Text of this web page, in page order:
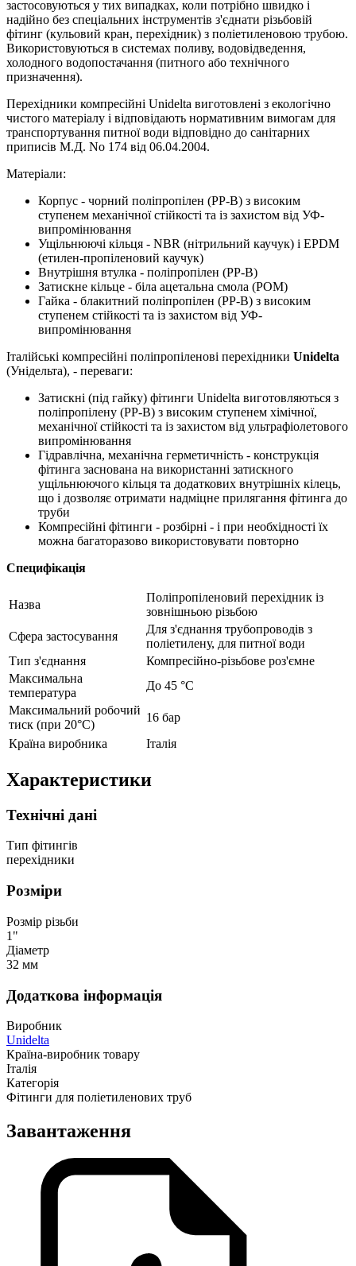
застосовуються у тих випадках, коли потрібно швидко і
надійно без спеціальних інструментів з'єднати різьбовій
фітинг (кульовий кран, перехідник) з поліетиленовою трубою.
Використовуються в системах поливу, водовідведення,
холодного водопостачання (питного або технічного
призначення).
Перехідники компресійні Unidelta виготовлені з екологічно
чистого матеріалу і відповідають нормативним вимогам для
транспортування питної води відповідно до санітарних
приписів М.Д. No 174 від 06.04.2004.
Матеріали:
Корпус - чорний поліпропілен (PP-B) з високим
ступенем механічної стійкості та із захистом від УФ-
випромінювання
Ущільнюючі кільця - NBR (нітрильний каучук) і EPDM
(етилен-пропіленовий каучук)
Внутрішня втулка - поліпропілен (PP-B)
Затискне кільце - біла ацетальна смола (POM)
Гайка - блакитний поліпропілен (PP-B) з високим
ступенем стійкості та із захистом від УФ-
випромінювання
Італійські компресійні поліпропіленові перехідники Unidelta
(Унідельта), - переваги:
Затискні (під гайку) фітинги Unidelta виготовляються з
поліпропілену (PP-B) з високим ступенем хімічної,
механічної стійкості та із захистом від ультрафіолетового
випромінювання
Гідравлічна, механічна герметичність - конструкція
фітинга заснована на використанні затискного
ущільнюючого кільця та додаткових внутрішніх кілець,
що і дозволяє отримати надміцне прилягання фітинга до
труби
Компресійні фітинги - розбірні - і при необхідності їх
можна багаторазово використовувати повторно
Специфікація
Назва
Поліпропіленовий перехідник із
зовнішньою різьбою
Сфера застосування
Для з'єднання трубопроводів з
поліетилену, для питної води
Тип з'єднання
Компресійно-різьбове роз'ємне
Максимальна
температура
До 45 °С
Максимальний робочий
тиск (при 20°C)
16 бар
Країна виробника
Італія
Характеристики
Технічні дані
Тип фітингів
перехідники
Розміри
Розмір різьби
1"
Діаметр
32 мм
Додаткова інформація
Виробник
Unidelta
Країна-виробник товару
Італія
Категорія
Фітинги для поліетиленових труб
Завантаження